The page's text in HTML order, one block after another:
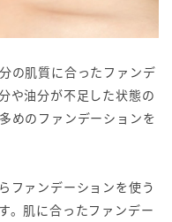
の肌質に合ったファンデ
や油分が不足した状態の
めのファンデーションを
ファンデーションを使う
。肌に合ったファンデー